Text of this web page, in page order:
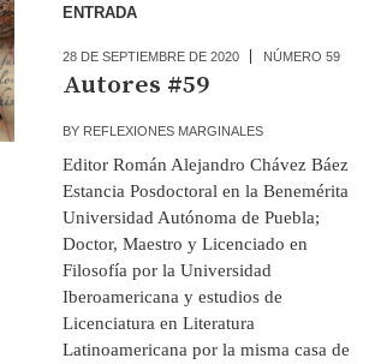
ENTRADA
28 DE SEPTIEMBRE DE 2020 NÚMERO 59
Autores #59
BY REFLEXIONES MARGINALES
Editor Román Alejandro Chávez Báez
Estancia Posdoctoral en la Benemérita
Universidad Autónoma de Puebla;
Doctor, Maestro y Licenciado en
Filosofía por la Universidad
Iberoamericana y estudios de
Licenciatura en Literatura
Latinoamericana por la misma casa de